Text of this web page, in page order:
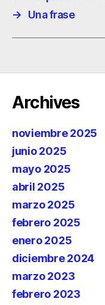
→
Una frase
Archives
noviembre 2025
junio 2025
mayo 2025
abril 2025
marzo 2025
febrero 2025
enero 2025
diciembre 2024
marzo 2023
febrero 2023